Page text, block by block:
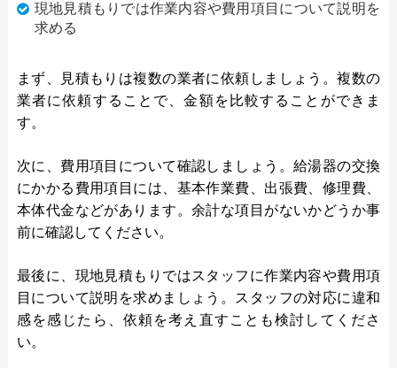
現地見積もりでは作業内容や費用項目について説明を
求める
まず、見積もりは複数の業者に依頼しましょう。複数の
業者に依頼することで、金額を比較することができま
す。
次に、費用項目について確認しましょう。給湯器の交換
にかかる費用項目には、基本作業費、出張費、修理費、
本体代金などがあります。余計な項目がないかどうか事
前に確認してください。
最後に、現地見積もりではスタッフに作業内容や費用項
目について説明を求めましょう。スタッフの対応に違和
感を感じたら、依頼を考え直すことも検討してくださ
い。